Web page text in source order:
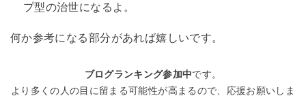
プ型の治世になるよ。
何か参考になる部分があれば嬉しいです。
ブログランキング参加中です。
より多くの人の目に留まる可能性が高まるので、応援お願いしま